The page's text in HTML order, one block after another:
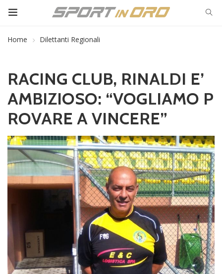
Home Dilettanti Regionali
RACING CLUB, RINALDI E’
AMBIZIOSO: “VOGLIAMO P
ROVARE A VINCERE”